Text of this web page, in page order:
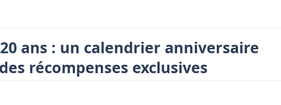
ans : un calendrier anniversaire
récompenses exclusives